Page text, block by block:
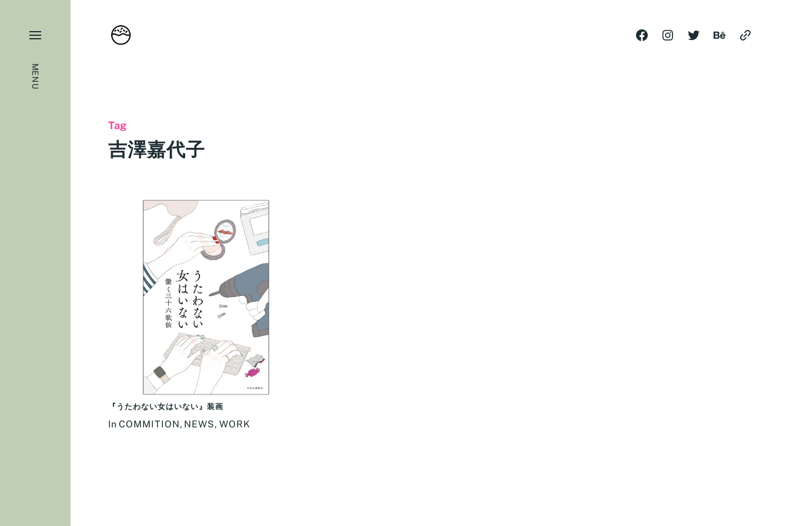
MENU
Tag
吉澤嘉代子
『うたわない女はいない』装画
In COMMITION, NEWS, WORK